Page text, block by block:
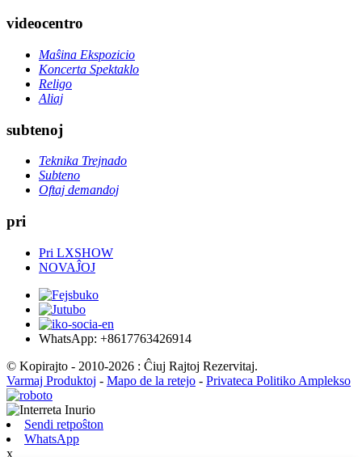
videocentro
Maŝina Ekspozicio
Koncerta Spektaklo
Religo
Aliaj
subtenoj
Teknika Trejnado
Subteno
Oftaj demandoj
pri
Pri LXSHOW
NOVAĴOJ
WhatsApp: +8617763426914
© Kopirajto - 2010-2026 : Ĉiuj Rajtoj Rezervitaj.
Varmaj Produktoj - Mapo de la retejo - Privateca Politiko Amplekso
Sendi retpoŝton
WhatsApp
x